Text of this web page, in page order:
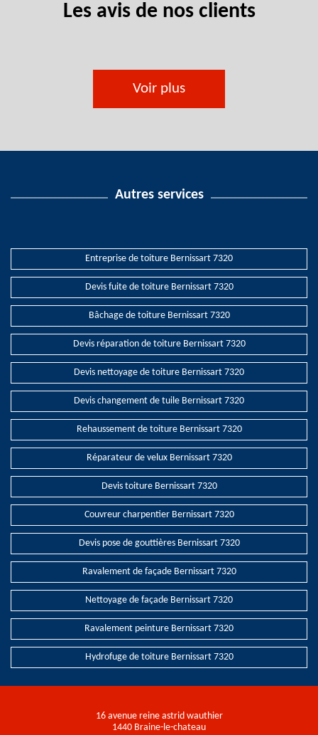
Les avis de nos clients
Voir plus
Autres services
Entreprise de toiture Bernissart 7320
Devis fuite de toiture Bernissart 7320
Bâchage de toiture Bernissart 7320
Devis réparation de toiture Bernissart 7320
Devis nettoyage de toiture Bernissart 7320
Devis changement de tuile Bernissart 7320
Rehaussement de toiture Bernissart 7320
Réparateur de velux Bernissart 7320
Devis toiture Bernissart 7320
Couvreur charpentier Bernissart 7320
Devis pose de gouttières Bernissart 7320
Ravalement de façade Bernissart 7320
Nettoyage de façade Bernissart 7320
Ravalement peinture Bernissart 7320
Hydrofuge de toiture Bernissart 7320
16 avenue reine astrid wauthier
1440 Braine-le-chateau